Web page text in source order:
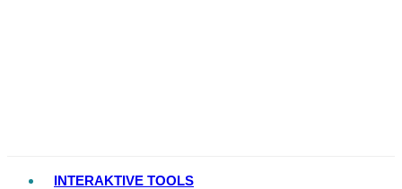
INTERAKTIVE TOOLS